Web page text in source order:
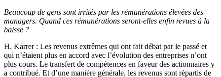
Beaucoup de gens sont irrités par les rémunérations élevées des
managers. Quand ces rémunérations seront-elles enfin revues à la
baisse ?
H. Karrer: Les revenus extrêmes qui ont fait débat par le passé et
qui n’étaient plus en accord avec l’évolution des entreprises n’ont
plus cours. Le transfert de compétences en faveur des actionnaires y
a contribué. Et d’une manière générale, les revenus sont répartis de